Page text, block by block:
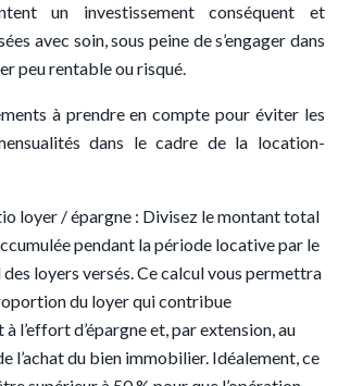
un investissement conséquent et
avec soin, sous peine de s’engager dans
peu rentable ou risqué.
à prendre en compte pour éviter les
dans le cadre de la location-
loyer / épargne : Divisez le montant total
pendant la période locative par le
loyers versés. Ce calcul vous permettra
du loyer qui contribue
l’effort d’épargne et, par extension, au
l’achat du bien immobilier. Idéalement, ce